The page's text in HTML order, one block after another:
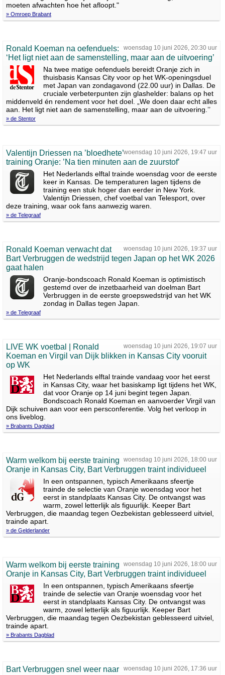
moeten afwachten hoe het afloopt."
» Omroep Brabant
woensdag 10 juni 2026, 20:30 uur
Ronald Koeman na oefenduels:
‘Het ligt niet aan de samenstelling, maar aan de uitvoering’
Na twee matige oefenduels bereidt Oranje zich in
thuisbasis Kansas City voor op het WK-openingsduel
met Japan van zondagavond (22.00 uur) in Dallas. De
cruciale verbeterpunten zijn glashelder: balans op het
middenveld én rendement voor het doel. „We doen daar echt alles
aan. Het ligt niet aan de samenstelling, maar aan de uitvoering.’’
» de Stentor
woensdag 10 juni 2026, 19:47 uur
Valentijn Driessen na ’bloedhete’
training Oranje: ’Na tien minuten aan de zuurstof’
Het Nederlands elftal trainde woensdag voor de eerste
keer in Kansas. De temperaturen lagen tijdens de
training een stuk hoger dan eerder in New York.
Valentijn Driessen, chef voetbal van Telesport, over
deze training, waar ook fans aanwezig waren.
» de Telegraaf
woensdag 10 juni 2026, 19:37 uur
Ronald Koeman verwacht dat
Bart Verbruggen de wedstrijd tegen Japan op het WK 2026
gaat halen
Oranje-bondscoach Ronald Koeman is optimistisch
gestemd over de inzetbaarheid van doelman Bart
Verbruggen in de eerste groepswedstrijd van het WK
zondag in Dallas tegen Japan.
» de Telegraaf
woensdag 10 juni 2026, 19:07 uur
LIVE WK voetbal | Ronald
Koeman en Virgil van Dijk blikken in Kansas City vooruit
op WK
Het Nederlands elftal trainde vandaag voor het eerst
in Kansas City, waar het basiskamp ligt tijdens het WK,
dat voor Oranje op 14 juni begint tegen Japan.
Bondscoach Ronald Koeman en aanvoerder Virgil van
Dijk schuiven aan voor een persconferentie. Volg het verloop in
ons liveblog.
» Brabants Dagblad
woensdag 10 juni 2026, 18:00 uur
Warm welkom bij eerste training
Oranje in Kansas City, Bart Verbruggen traint individueel
In een ontspannen, typisch Amerikaans sfeertje
trainde de selectie van Oranje woensdag voor het
eerst in standplaats Kansas City. De ontvangst was
warm, zowel letterlijk als figuurlijk. Keeper Bart
Verbruggen, die maandag tegen Oezbekistan geblesseerd uitviel,
trainde apart.
» de Gelderlander
woensdag 10 juni 2026, 18:00 uur
Warm welkom bij eerste training
Oranje in Kansas City, Bart Verbruggen traint individueel
In een ontspannen, typisch Amerikaans sfeertje
trainde de selectie van Oranje woensdag voor het
eerst in standplaats Kansas City. De ontvangst was
warm, zowel letterlijk als figuurlijk. Keeper Bart
Verbruggen, die maandag tegen Oezbekistan geblesseerd uitviel,
trainde apart.
» Brabants Dagblad
woensdag 10 juni 2026, 17:36 uur
Bart Verbruggen snel weer naar